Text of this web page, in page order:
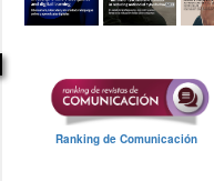
Ranking de Comunicación